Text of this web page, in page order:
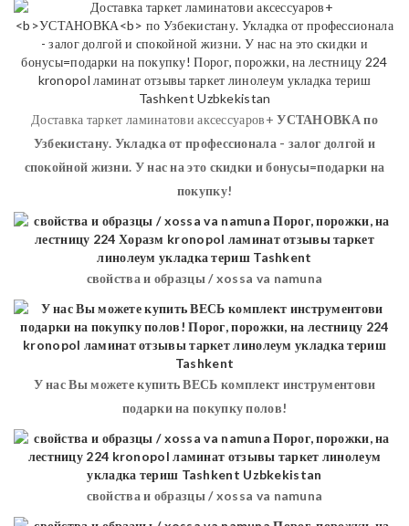
Доставка таркет ламинатови аксессуаров+УСТАНОВКАпо
Узбекистану. Укладка от профессионала - залог долгой и
спокойной жизни. У нас на это скидки и бонусы=подарки на
покупку!
свойства и образцы / xossa va namuna
У нас Вы можете купить ВЕСЬ комплект инструментови
подарки на покупку полов!
свойства и образцы / xossa va namuna